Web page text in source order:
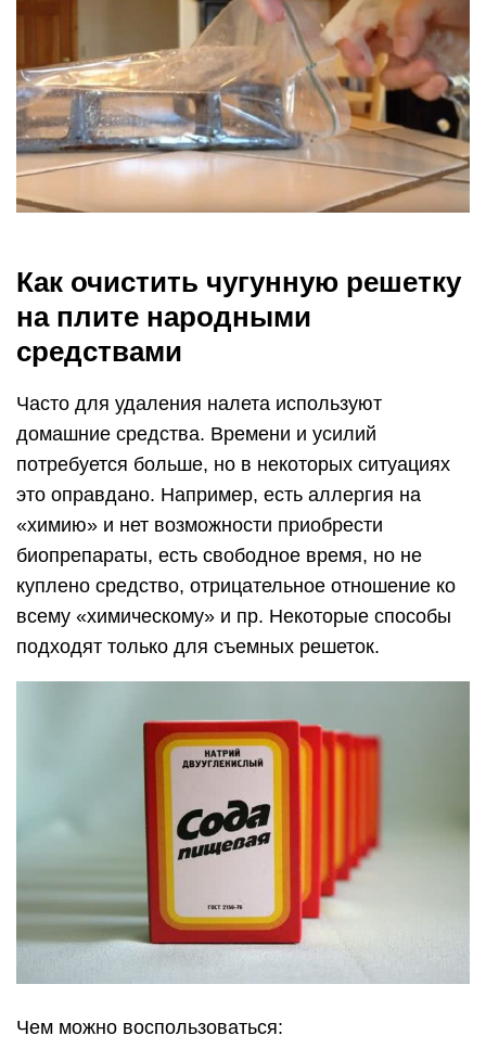
Как очистить чугунную решетку
на плите народными
средствами
Часто для удаления налета используют
домашние средства. Времени и усилий
потребуется больше, но в некоторых ситуациях
это оправдано. Например, есть аллергия на
«химию» и нет возможности приобрести
биопрепараты, есть свободное время, но не
куплено средство, отрицательное отношение ко
всему «химическому» и пр. Некоторые способы
подходят только для съемных решеток.
Чем можно воспользоваться: